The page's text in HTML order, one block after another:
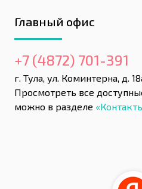
Главный офис
+7 (4872) 701-391
г. Тула, ул. Коминтерна, д.
Просмотреть все
можно в разделе